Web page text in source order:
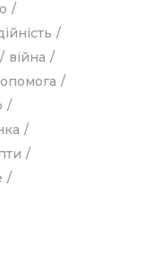
війна